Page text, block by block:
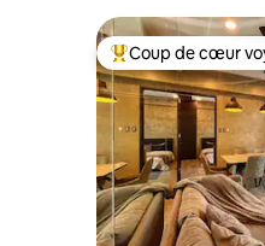
Coups de cœur
Coup de cœur